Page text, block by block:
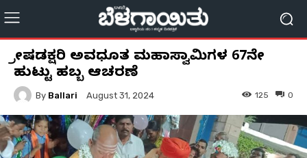
ಶ್ರೀಷಡಕ್ಷರಿ ಅವಧೂತ ಮಹಾಸ್ವಾಮಿಗಳ 67ನೇ
ಹುಟ್ಟು ಹಬ್ಬ ಆಚರಣೆ
By Ballari August 31, 2024 0
125